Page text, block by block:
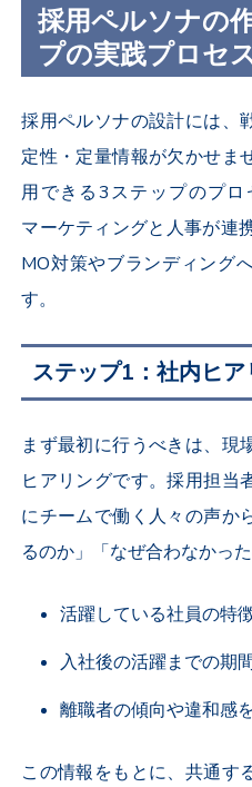
採用ペルソナの
プの実践プロセ
採用ペルソナの設計には、
定性・定量情報が欠かせま
用できる3ステップのプロ
マーケティングと人事が連
MO対策やブランディング
す。
ステップ1：社内ヒ
まず最初に行うべきは、現
ヒアリングです。採用担当
にチームで働く人々の声か
るのか」「なぜ合わなかっ
活躍している社員の特
入社後の活躍までの期
離職者の傾向や違和感
この情報をもとに、共通す